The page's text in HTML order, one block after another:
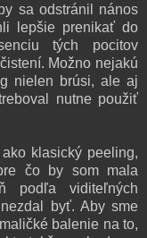
sa odstránil nános
lepšie prenikať do
tých pocitov
Možno nejakú
nielen brúsi, ale aj
nutne použiť
klasický peeling,
čo by som mala
podľa viditeľných
byť. Aby sme
balenie na to,